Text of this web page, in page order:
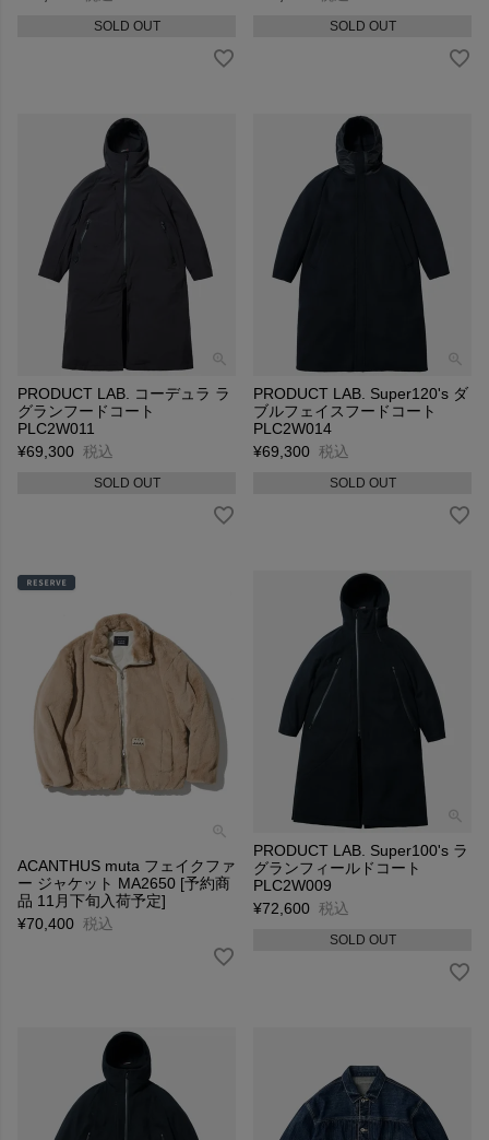
SOLD OUT SOLD OUT
PRODUCT LAB. コーデュラ ラ
グランフードコート
PLC2W011
¥69,300 税込
SOLD OUT
PRODUCT LAB. Super120's ダ
ブルフェイスフードコート
PLC2W014
¥69,300 税込
SOLD OUT
ACANTHUS muta フェイクファ
ー ジャケット MA2650 [予約商
品 11月下旬入荷予定]
¥70,400 税込
PRODUCT LAB. Super100's ラ
グランフィールドコート
PLC2W009
¥72,600 税込
SOLD OUT